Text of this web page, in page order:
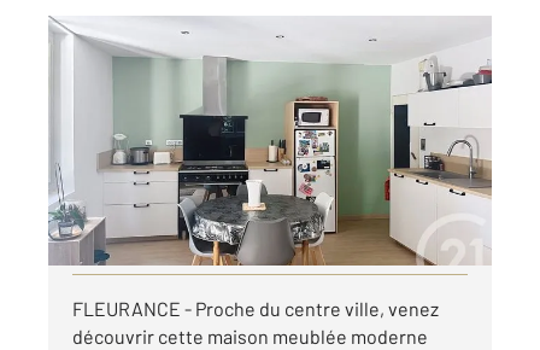
FLEURANCE 32
, 3 pièces
Maison à louer
700 €
par mois charges comprises
Visiter le site dédié
FLEURANCE - Proche du centre ville, venez
découvrir cette maison meublée moderne